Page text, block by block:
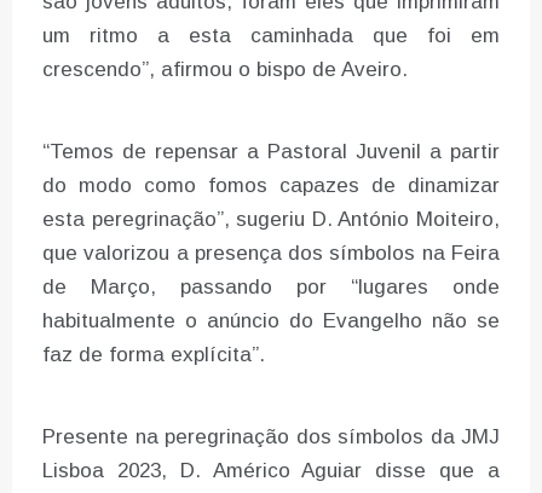
um ritmo a esta caminhada que foi em
crescendo”, afirmou o bispo de Aveiro.
“Temos de repensar a Pastoral Juvenil a partir
do modo como fomos capazes de dinamizar
esta peregrinação”, sugeriu D. António Moiteiro,
que valorizou a presença dos símbolos na Feira
de Março, passando por “lugares onde
habitualmente o anúncio do Evangelho não se
faz de forma explícita”.
Presente na peregrinação dos símbolos da JMJ
Lisboa 2023, D. Américo Aguiar disse que a